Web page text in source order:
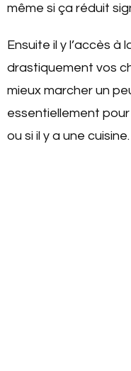
même si ça réduit
Ensuite il y l’accès à
drastiquement vos
mieux marcher un
essentiellement
ou si il y a une cuisine.